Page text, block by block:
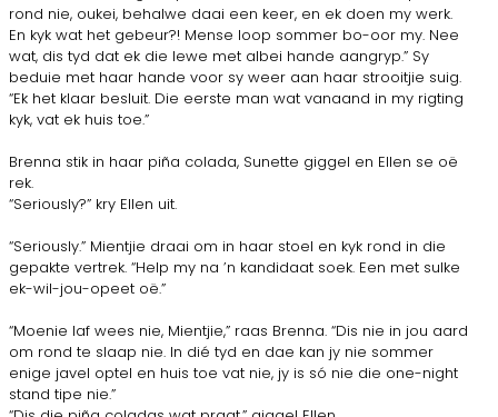
rond nie, oukei, behalwe daai een keer, en ek doen my werk.
En kyk wat het gebeur?! Mense loop sommer bo-oor my. Nee
wat, dis tyd dat ek die lewe met albei hande aangryp.” Sy
beduie met haar hande voor sy weer aan haar strooitjie suig.
“Ek het klaar besluit. Die eerste man wat vanaand in my rigting
kyk, vat ek huis toe.”
Brenna stik in haar piña colada, Sunette giggel en Ellen se oë
rek.
“Seriously?” kry Ellen uit.
“Seriously.” Mientjie draai om in haar stoel en kyk rond in die
gepakte vertrek. “Help my na ’n kandidaat soek. Een met sulke
ek-wil-jou-opeet oë.”
“Moenie laf wees nie, Mientjie,” raas Brenna. “Dis nie in jou aard
om rond te slaap nie. In dié tyd en dae kan jy nie sommer
enige javel optel en huis toe vat nie, jy is só nie die one-night
stand tipe nie.”